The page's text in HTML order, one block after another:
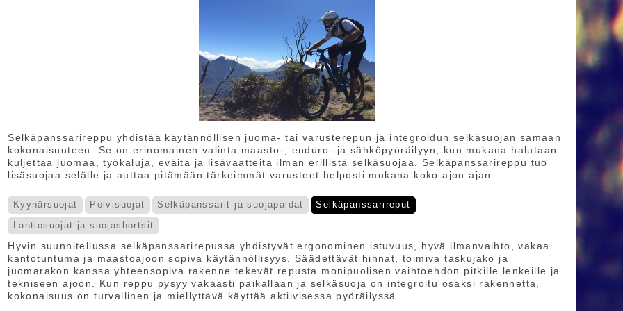
Selkäpanssarireppu yhdistää käytännöllisen juoma- tai varusterepun ja integroidun selkäsuojan samaan
kokonaisuuteen. Se on erinomainen valinta maasto-, enduro- ja sähköpyöräilyyn, kun mukana halutaan
kuljettaa juomaa, työkaluja, eväitä ja lisävaatteita ilman erillistä selkäsuojaa. Selkäpanssarireppu tuo
lisäsuojaa selälle ja auttaa pitämään tärkeimmät varusteet helposti mukana koko ajon ajan.
Kyynärsuojat Polvisuojat Selkäpanssarit ja suojapaidat
Selkäpanssarireput
Lantiosuojat ja suojashortsit
Hyvin suunnitellussa selkäpanssarirepussa yhdistyvät ergonominen istuvuus, hyvä ilmanvaihto, vakaa
kantotuntuma ja maastoajoon sopiva käytännöllisyys. Säädettävät hihnat, toimiva taskujako ja
juomarakon kanssa yhteensopiva rakenne tekevät repusta monipuolisen vaihtoehdon pitkille lenkeille ja
tekniseen ajoon. Kun reppu pysyy vakaasti paikallaan ja selkäsuoja on integroitu osaksi rakennetta,
kokonaisuus on turvallinen ja miellyttävä käyttää aktiivisessa pyöräilyssä.